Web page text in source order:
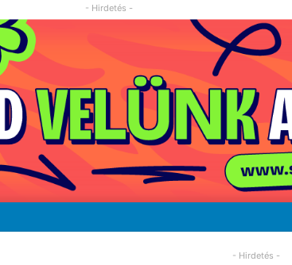
- Hirdetés -
- Hirdetés -